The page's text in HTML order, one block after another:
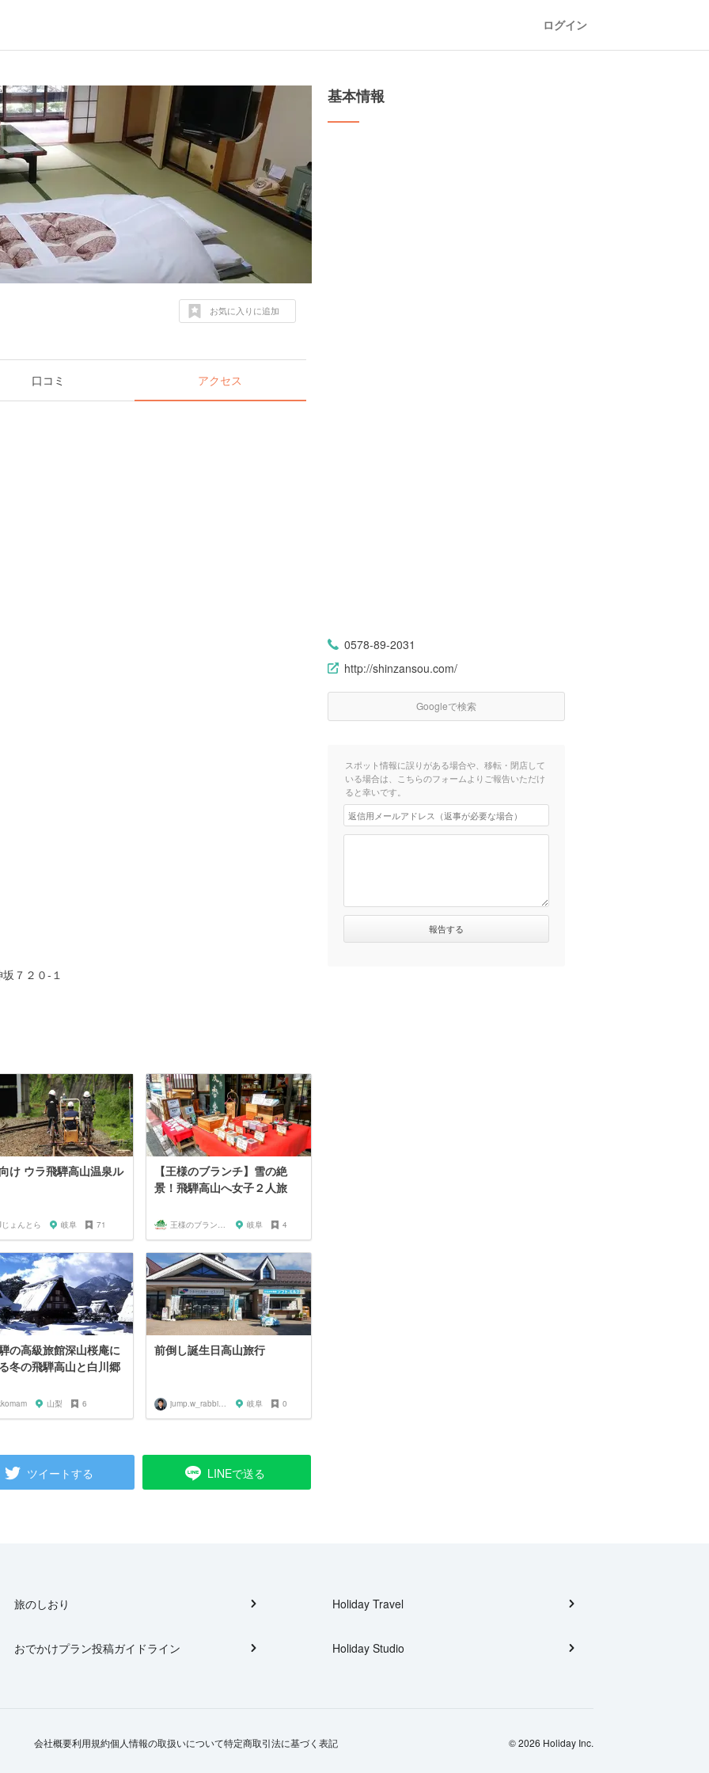
ログイン
お気に入りに追加
口コミ アクセス
７２０-１
け ウラ飛騨高山温泉ル
じょんとら 岐阜 71
【王様のブランチ】雪の絶
景！飛騨高山へ女子２人旅
王様のブランチファン 岐阜 4
の高級旅館深山桜庵に
冬の飛騨高山と白川郷
山梨 6
前倒し誕生日高山旅行
jump.w_rabbitkun 岐阜 0
ツイートする LINEで送る
基本情報
0578-89-2031
http://shinzansou.com/
Googleで検索
スポット情報に誤りがある場合や、移転・閉店して
いる場合は、こちらのフォームよりご報告いただけ
ると幸いです。
旅のしおり
おでかけプラン投稿ガイドライン
Holiday Travel
Holiday Studio
会社概要利用規約個人情報の取扱いについて特定商取引法に基づく表記 © 2026 Holiday Inc.